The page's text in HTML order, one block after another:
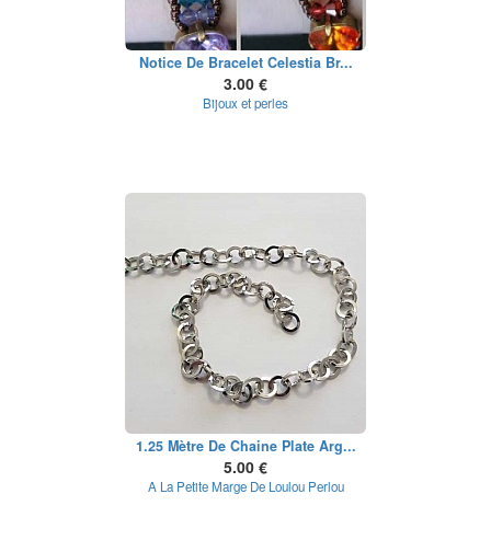
Notice De Bracelet Celestia Br...
3.00 €
Bijoux et perles
1.25 Mètre De Chaine Plate Arg...
5.00 €
A La Petite Marge De Loulou Perlou